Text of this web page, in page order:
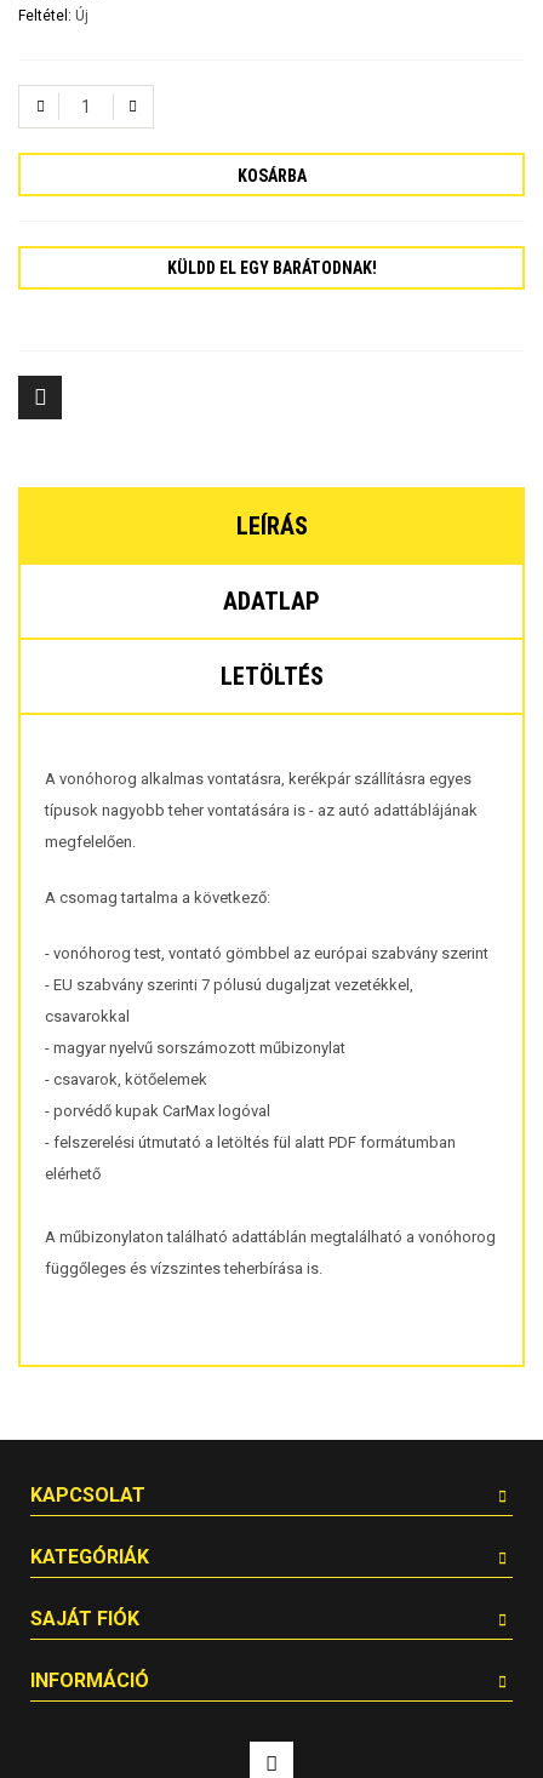
Feltétel: Új
KOSÁRBA
KÜLDD EL EGY BARÁTODNAK!
LEÍRÁS
ADATLAP
LETÖLTÉS
A vonóhorog alkalmas vontatásra, kerékpár szállításra egyes
típusok nagyobb teher vontatására is - az autó adattáblájának
megfelelően.
A csomag tartalma a következő:
- vonóhorog test, vontató gömbbel az európai szabvány szerint
- EU szabvány szerinti 7 pólusú dugaljzat vezetékkel,
csavarokkal
- magyar nyelvű sorszámozott műbizonylat
- csavarok, kötőelemek
- porvédő kupak CarMax logóval
- felszerelési útmutató a letöltés fül alatt PDF formátumban
elérhető
A műbizonylaton található adattáblán megtalálható a vonóhorog
függőleges és vízszintes teherbírása is.
KAPCSOLAT
KATEGÓRIÁK
SAJÁT FIÓK
INFORMÁCIÓ